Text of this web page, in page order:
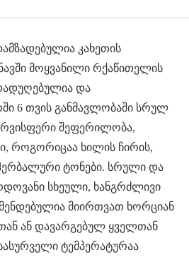
კახეთის
მოყვანილი რქაწითელის
და
6 თვის განმავლობაში სრულ
შეფერილობა,
როგორიცაა ხილის ჩირის,
ტონები. სრული და
სხეული, ხანგრძლივი
მიირთვათ ხორციან
ან დავარგებულ ყველთან
ტემპერატურაა